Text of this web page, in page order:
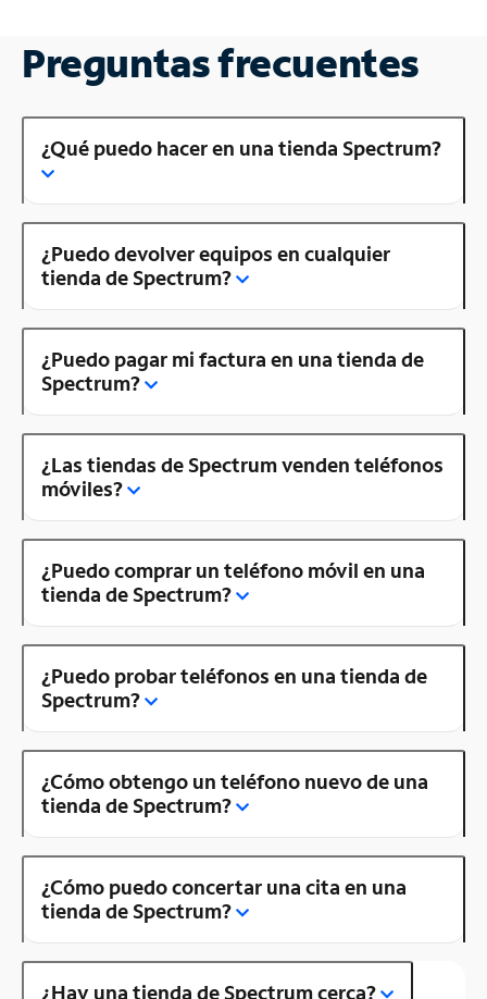
Preguntas frecuentes
¿Qué puedo hacer en una tienda Spectrum?
¿Puedo devolver equipos en cualquier
tienda de Spectrum?
¿Puedo pagar mi factura en una tienda de
Spectrum?
¿Las tiendas de Spectrum venden teléfonos
móviles?
¿Puedo comprar un teléfono móvil en una
tienda de Spectrum?
¿Puedo probar teléfonos en una tienda de
Spectrum?
¿Cómo obtengo un teléfono nuevo de una
tienda de Spectrum?
¿Cómo puedo concertar una cita en una
tienda de Spectrum?
¿Hay una tienda de Spectrum cerca?